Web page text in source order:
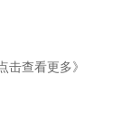
击查看更多》